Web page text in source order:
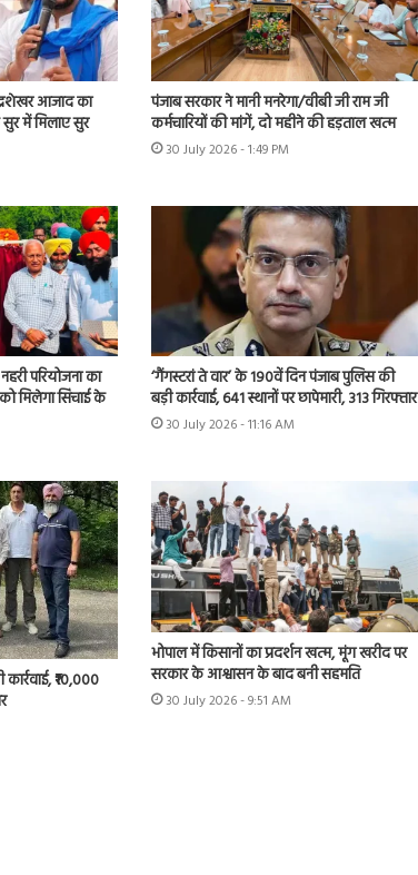
आजाद का
में मिलाए सुर
पंजाब सरकार ने मानी मनरेगा/वीबी जी राम जी
कर्मचारियों की मांगें, दो महीने की हड़ताल खत्म
30 July 2026 - 1:49 PM
परियोजना का
मिलेगा सिंचाई के
‘गैंगस्टरां ते वार’ के 190वें दिन पंजाब पुलिस की
बड़ी कार्रवाई, 641 स्थानों पर छापेमारी, 313 गिरफ्तार
30 July 2026 - 11:16 AM
₹10,000
भोपाल में किसानों का प्रदर्शन खत्म, मूंग खरीद पर
सरकार के आश्वासन के बाद बनी सहमति
30 July 2026 - 9:51 AM